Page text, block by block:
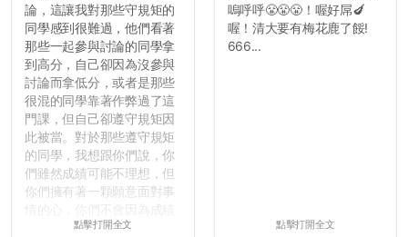
論，這讓我對那些守規矩的
同學感到很難過，他們看著
那些一起參與討論的同學拿
到高分，自己卻因為沒參與
討論而拿低分，或者是那些
很混的同學靠著作弊過了這
門課，但自己卻遵守規矩因
此被當。對於那些遵守規矩
的同學，我想跟你們說，你
們雖然成績可能不理想，但
你們擁有著一顆願意面對事
壓力而選擇逃避(作弊)，在
點擊打開全文
嗚呼呼😤😤😤！喔好屌🍆
喔！清大要有梅花鹿了餒!
666...
點擊打開全文